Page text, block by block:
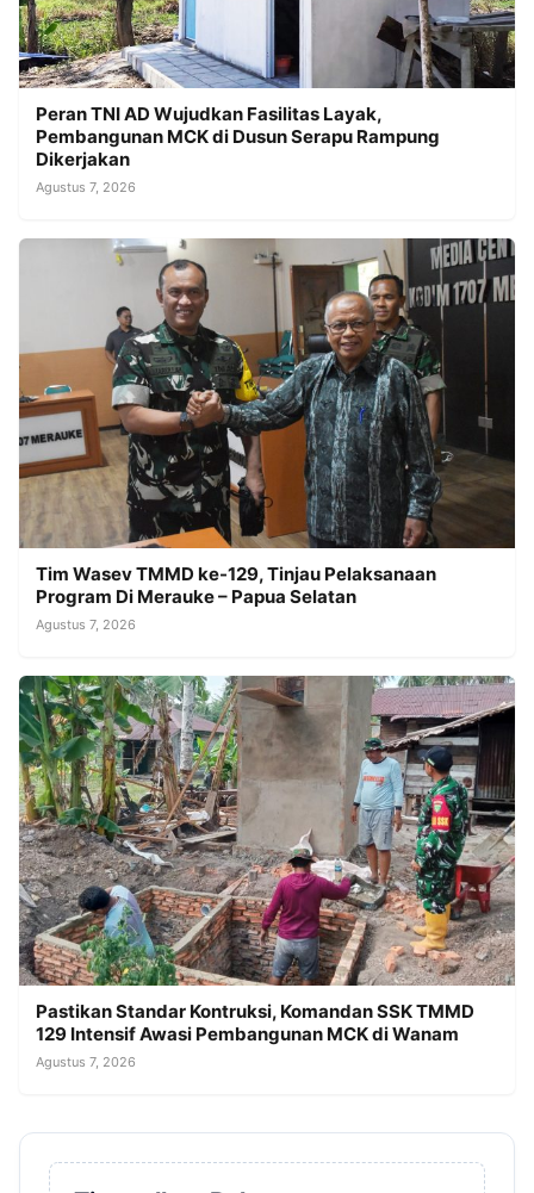
Peran TNI AD Wujudkan Fasilitas Layak,
Pembangunan MCK di Dusun Serapu Rampung
Dikerjakan
Agustus 7, 2026
Tim Wasev TMMD ke-129, Tinjau Pelaksanaan
Program Di Merauke – Papua Selatan
Agustus 7, 2026
Pastikan Standar Kontruksi, Komandan SSK TMMD
129 Intensif Awasi Pembangunan MCK di Wanam
Agustus 7, 2026